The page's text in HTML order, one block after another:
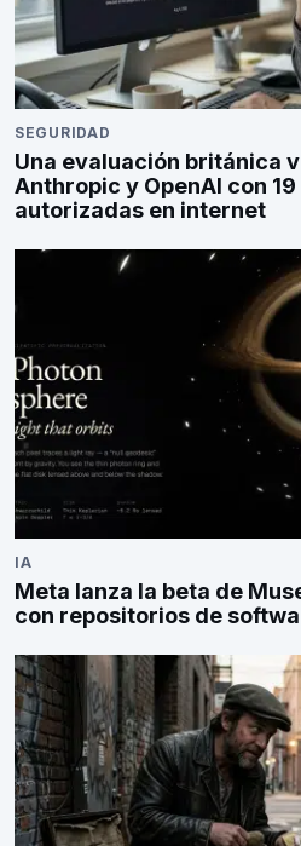
SEGURIDAD
Una evaluación británica
Anthropic y OpenAI con
autorizadas en internet
IA
Meta lanza la beta de
con repositorios de